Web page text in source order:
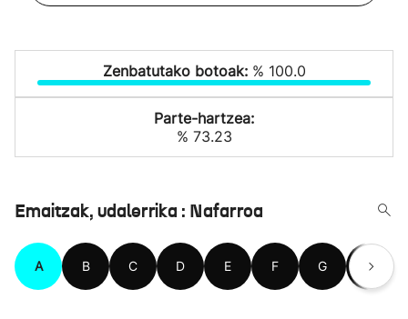
Zenbatutako botoak: % 100.0
Parte-hartzea:
% 73.23
Emaitzak, udalerrika : Nafarroa
A B C D E F G H